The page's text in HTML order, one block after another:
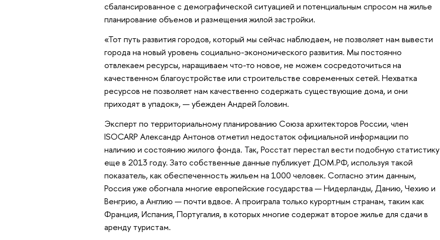
сбалансированное с демографической ситуацией и потенциальным спросом на жилье
планирование объемов и размещения жилой застройки.
«Тот путь развития городов, который мы сейчас наблюдаем, не позволяет нам вывести
города на новый уровень социально-экономического развития. Мы постоянно
отвлекаем ресурсы, наращиваем что-то новое, не можем сосредоточиться на
качественном благоустройстве или строительстве современных сетей. Нехватка
ресурсов не позволяет нам качественно содержать существующие дома, и они
приходят в упадок», — убежден Андрей Головин.
Эксперт по территориальному планированию Союза архитекторов России, член
ISOCARP Александр Антонов отметил недостаток официальной информации по
наличию и состоянию жилого фонда. Так, Росстат перестал вести подобную статистику
еще в 2013 году. Зато собственные данные публикует ДОМ.РФ, используя такой
показатель, как обеспеченность жильем на 1000 человек. Согласно этим данным,
Россия уже обогнала многие европейские государства — Нидерланды, Данию, Чехию и
Венгрию, а Англию — почти вдвое. А проиграла только курортным странам, таким как
Франция, Испания, Португалия, в которых многие содержат второе жилье для сдачи в
аренду туристам.